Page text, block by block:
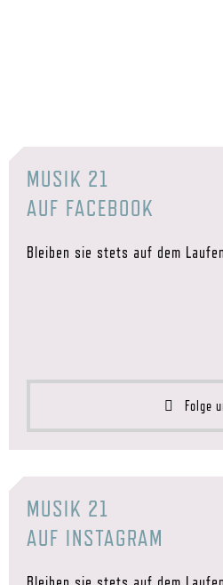
MUSIK 21
AUF FACEBOOK
Bleiben sie stets auf dem
Folge
MUSIK 21
AUF INSTAGRAM